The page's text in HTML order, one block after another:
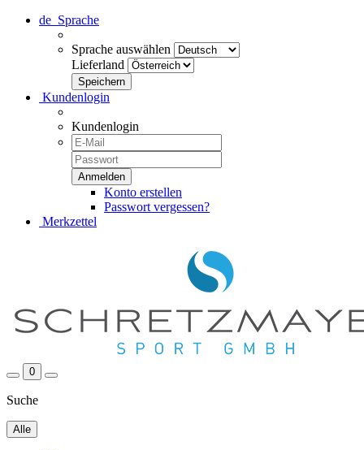
de Sprache
Sprache auswählen
Lieferland
Kundenlogin
Kundenlogin
Konto erstellen
Passwort vergessen?
Merkzettel
0
Suche
Alle